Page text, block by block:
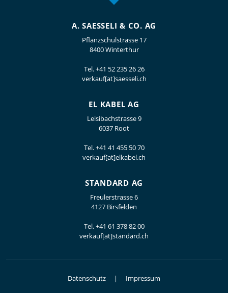
A. SAESSELI & CO. AG
Pflanzschulstrasse 17
8400 Winterthur
Tel.+41 52 235 26 26
verkauf[at]saesseli.ch
EL KABEL AG
Leisibachstrasse 9
6037 Root
Tel.+41 41 455 50 70
verkauf[at]elkabel.ch
STANDARD AG
Freulerstrasse 6
4127 Birsfelden
Tel.+41 61 378 82 00
verkauf[at]standard.ch
Datenschutz Impressum